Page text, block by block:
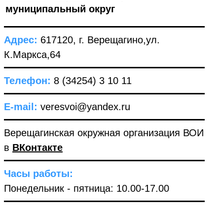
муниципальный округ
Адрес: 617120, г. Верещагино,ул.
К.Маркса,64
Телефон: 8 (34254) 3 10 11
E-mail: veresvoi@yandex.ru
Верещагинская окружная организация ВОИ
в ВКонтакте
Часы работы:
Понедельник - пятница: 10.00-17.00